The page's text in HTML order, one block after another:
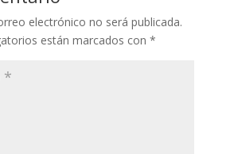
electrónico no será publicada.
están marcados con *